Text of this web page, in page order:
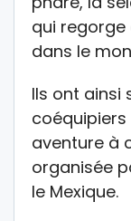
qui regorge
dans le
Ils ont ainsi
coéquipiers
aventure à
organisée
le Mexique.